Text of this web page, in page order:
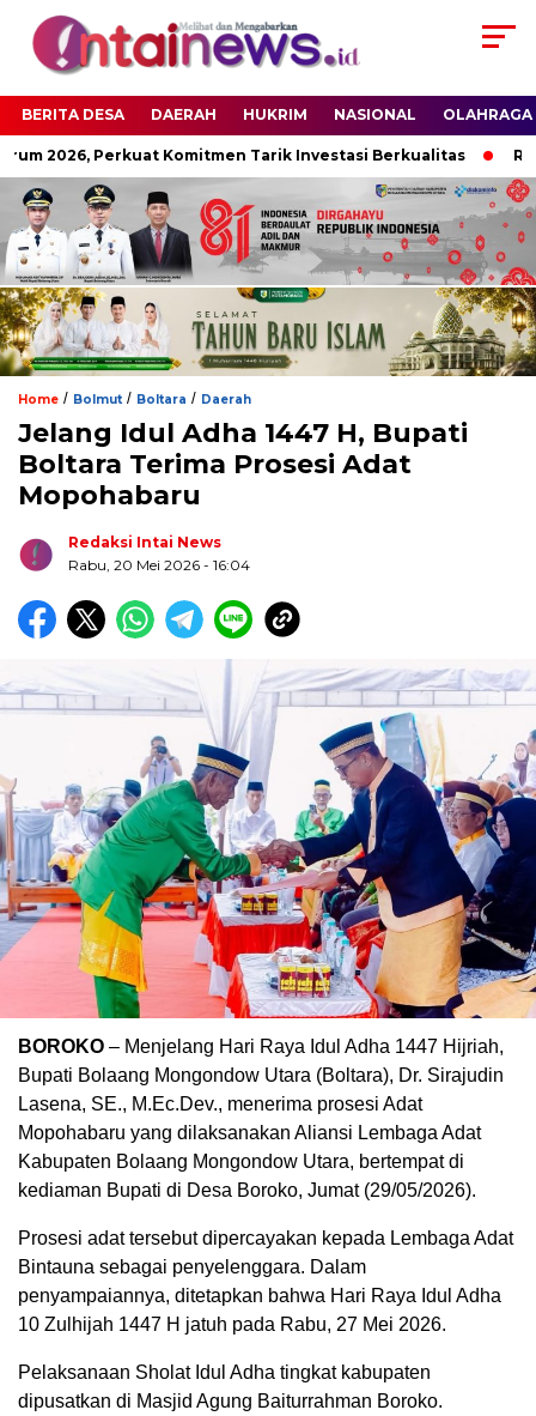
BERITA DESA DAERAH HUKRIM NASIONAL OLAHRAGA
2026, Perkuat Komitmen Tarik Investasi Berkualitas
Home / Bolmut/ Boltara / Daerah
Jelang Idul Adha 1447 H, Bupati
Boltara Terima Prosesi Adat
Mopohabaru
Redaksi Intai News
Rabu, 20 Mei 2026 - 16:04
BOROKO – Menjelang Hari Raya Idul Adha 1447 Hijriah,
Bupati Bolaang Mongondow Utara (Boltara), Dr. Sirajudin
Lasena, SE., M.Ec.Dev., menerima prosesi Adat
Mopohabaru yang dilaksanakan Aliansi Lembaga Adat
Kabupaten Bolaang Mongondow Utara, bertempat di
kediaman Bupati di Desa Boroko, Jumat (29/05/2026).
Prosesi adat tersebut dipercayakan kepada Lembaga Adat
Bintauna sebagai penyelenggara. Dalam
penyampaiannya, ditetapkan bahwa Hari Raya Idul Adha
10 Zulhijah 1447 H jatuh pada Rabu, 27 Mei 2026.
Pelaksanaan Sholat Idul Adha tingkat kabupaten
dipusatkan di Masjid Agung Baiturrahman Boroko.
Biru Kuning Geometris Modern Rekrutmen Staf
Kantor Poster Horizontal